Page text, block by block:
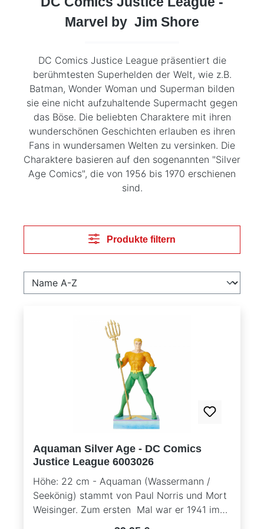
Marvel by Jim Shore
DC Comics Justice League präsentiert die
berühmtesten Superhelden der Welt, wie z.B.
Batman, Wonder Woman und Superman bilden
sie eine nicht aufzuhaltende Supermacht gegen
das Böse. Die beliebten Charaktere mit ihren
wunderschönen Geschichten erlauben es ihren
Fans in wundersamen Welten zu versinken. Die
Charaktere basieren auf den sogenannten "Silver
Age Comics", die von 1956 bis 1970 erschienen
sind.
Produkte filtern
Aquaman Silver Age - DC Comics
Justice League 6003026
Höhe: 22 cm - Aquaman (Wassermann /
Seekönig) stammt von Paul Norris und Mort
Weisinger. Zum ersten Mal war er 1941 im